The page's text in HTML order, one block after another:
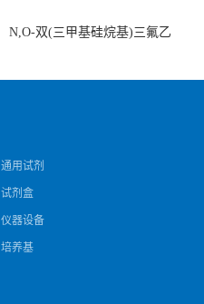
N,O-双(三甲基硅烷基)三氟乙
通用试剂
试剂盒
仪器设备
培养基